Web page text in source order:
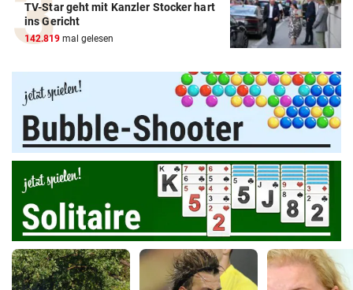
TV-Star geht mit Kanzler Stocker hart
ins Gericht
142.819 mal gelesen